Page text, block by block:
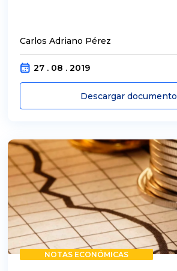
Carlos Adriano Pérez
27 . 08 . 2019
Descargar documento
NOTAS ECONÓMICAS